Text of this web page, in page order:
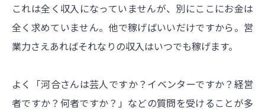
これは全く収入になっていませんが、別にここにお金は
全く求めていません。他で稼げばいいだけですから。営
業力さえあればそれなりの収入はいつでも稼げます。
よく「河合さんは芸人ですか？イベンターですか？経営
者ですか？何者ですか？」などの質問を受けることが多